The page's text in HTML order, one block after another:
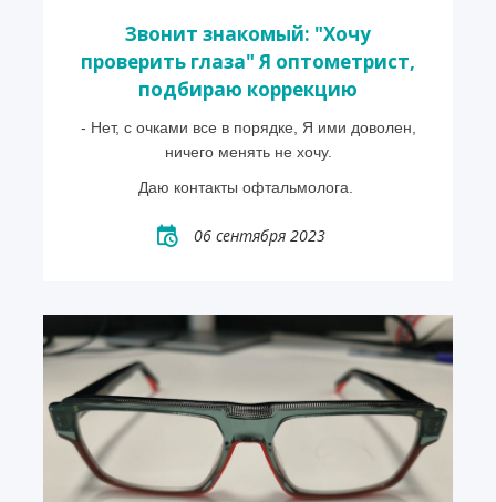
Звонит знакомый: "Хочу
проверить глаза" Я оптометрист,
подбираю коррекцию
- Нет, с очками все в порядке, Я ими доволен,
ничего менять не хочу.
Даю контакты офтальмолога.
06 сентября 2023